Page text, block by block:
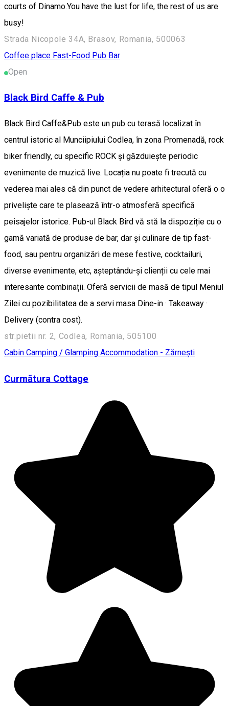
courts of Dinamo.You have the lust for life, the rest of us are
busy!
Strada Nicopole 34A, Brasov, Romania, 500063
Coffee place Fast-Food Pub Bar
Open
Black Bird Caffe & Pub
Black Bird Caffe&Pub este un pub cu terasă localizat în
centrul istoric al Munciipiului Codlea, în zona Promenadă, rock
biker friendly, cu specific ROCK și găzduiește periodic
evenimente de muzică live. Locația nu poate fi trecută cu
vederea mai ales că din punct de vedere arhitectural oferă o o
priveliște care te plasează într-o atmosferă specifică
peisajelor istorice. Pub-ul Black Bird vă stă la dispoziție cu o
gamă variată de produse de bar, dar și culinare de tip fast-
food, sau pentru organizări de mese festive, cocktailuri,
diverse evenimente, etc, așteptându-și clienții cu cele mai
interesante combinații. Oferă servicii de masă de tipul Meniul
Zilei cu pozibilitatea de a servi masa Dine-in · Takeaway ·
Delivery (contra cost).
str.pietii nr. 2, Codlea, Romania, 505100
Cabin Camping / Glamping Accommodation - Zărnești
Curmătura Cottage